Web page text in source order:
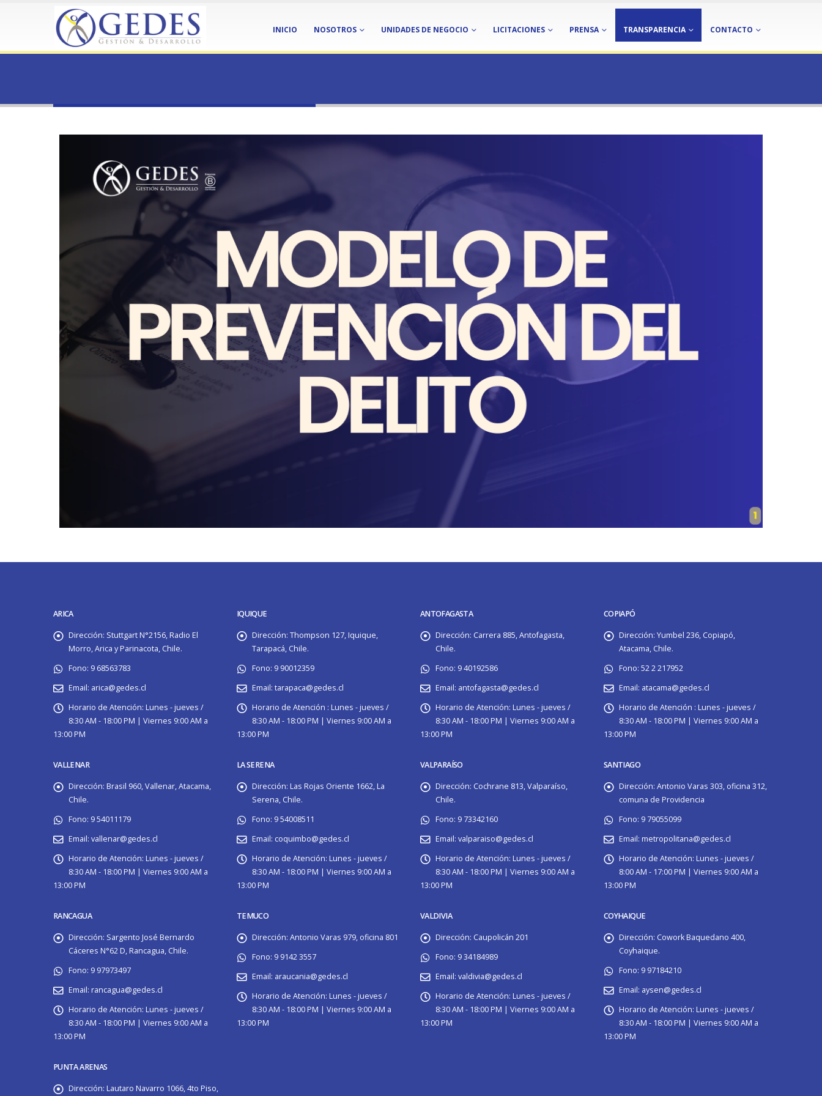
INICIO NOSOTROS UNIDADES DE NEGOCIO LICITACIONES PRENSA TRANSPARENCIA CONTACTO
ARICA
Dirección: Stuttgart N°2156, Radio El
Morro, Arica y Parinacota, Chile.
Fono: 9 68563783
Email: arica@gedes.cl
Horario de Atención: Lunes - jueves /
8:30 AM - 18:00 PM | Viernes 9:00 AM a
13:00 PM
VALLENAR
Dirección: Brasil 960, Vallenar, Atacama,
Chile.
Fono: 9 54011179
Email: vallenar@gedes.cl
Horario de Atención: Lunes - jueves /
8:30 AM - 18:00 PM | Viernes 9:00 AM a
13:00 PM
RANCAGUA
Dirección: Sargento José Bernardo
Cáceres N°62 D, Rancagua, Chile.
Fono: 9 97973497
Email: rancagua@gedes.cl
Horario de Atención: Lunes - jueves /
8:30 AM - 18:00 PM | Viernes 9:00 AM a
13:00 PM
PUNTA ARENAS
Dirección: Lautaro Navarro 1066, 4to Piso,
IQUIQUE
Dirección: Thompson 127, Iquique,
Tarapacá, Chile.
Fono: 9 90012359
Email: tarapaca@gedes.cl
Horario de Atención : Lunes - jueves /
8:30 AM - 18:00 PM | Viernes 9:00 AM a
13:00 PM
LA SERENA
Dirección: Las Rojas Oriente 1662, La
Serena, Chile.
Fono: 9 54008511
Email: coquimbo@gedes.cl
Horario de Atención: Lunes - jueves /
8:30 AM - 18:00 PM | Viernes 9:00 AM a
13:00 PM
TEMUCO
Dirección: Antonio Varas 979, oficina 801
Fono: 9 9142 3557
Email: araucania@gedes.cl
Horario de Atención: Lunes - jueves /
8:30 AM - 18:00 PM | Viernes 9:00 AM a
13:00 PM
ANTOFAGASTA
Dirección: Carrera 885, Antofagasta,
Chile.
Fono: 9 40192586
Email: antofagasta@gedes.cl
Horario de Atención: Lunes - jueves /
8:30 AM - 18:00 PM | Viernes 9:00 AM a
13:00 PM
VALPARAÍSO
Dirección: Cochrane 813, Valparaíso,
Chile.
Fono: 9 73342160
Email: valparaiso@gedes.cl
Horario de Atención: Lunes - jueves /
8:30 AM - 18:00 PM | Viernes 9:00 AM a
13:00 PM
VALDIVIA
Dirección: Caupolicán 201
Fono: 9 34184989
Email: valdivia@gedes.cl
Horario de Atención: Lunes - jueves /
8:30 AM - 18:00 PM | Viernes 9:00 AM a
13:00 PM
COPIAPÓ
Dirección: Yumbel 236, Copiapó,
Atacama, Chile.
Fono: 52 2 217952
Email: atacama@gedes.cl
Horario de Atención : Lunes - jueves /
8:30 AM - 18:00 PM | Viernes 9:00 AM a
13:00 PM
SANTIAGO
Dirección: Antonio Varas 303, oficina 312,
comuna de Providencia
Fono: 9 79055099
Email: metropolitana@gedes.cl
Horario de Atención: Lunes - jueves /
8:00 AM - 17:00 PM | Viernes 9:00 AM a
13:00 PM
COYHAIQUE
Dirección: Cowork Baquedano 400,
Coyhaique.
Fono: 9 97184210
Email: aysen@gedes.cl
Horario de Atención: Lunes - jueves /
8:30 AM - 18:00 PM | Viernes 9:00 AM a
13:00 PM